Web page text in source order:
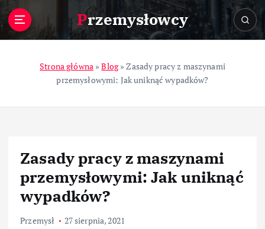
Przemysłowcy
Strona główna »Blog»Zasady pracy z maszynami
przemysłowymi: Jak uniknąć wypadków?
Zasady pracy z maszynami
przemysłowymi: Jak uniknąć
wypadków?
Przemysł 27 sierpnia, 2021